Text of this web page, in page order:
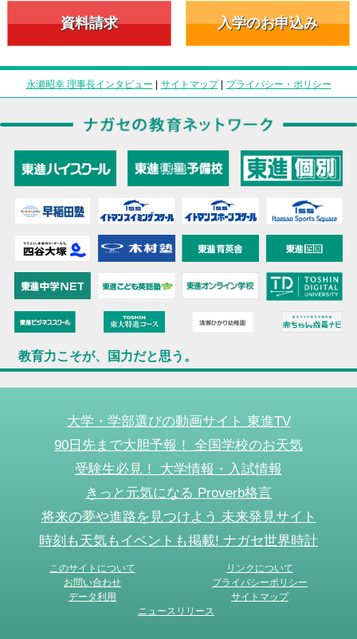
資料請求 入学のお申込み
永瀬昭幸 理事長インタビュー | サイトマップ| プライバシー・ポリシー
教育力こそが、国力だと思う。
大学・学部選びの動画サイト 東進TV
90日先まで大胆予報！ 全国学校のお天気
受験生必見！ 大学情報・入試情報
きっと元気になる Proverb格言
将来の夢や進路を見つけよう 未来発見サイト
時刻も天気もイベントも掲載! ナガセ世界時計
このサイトについて
リンクについて
お問い合わせ
プライバシーポリシー
データ利用
サイトマップ
ニュースリリース